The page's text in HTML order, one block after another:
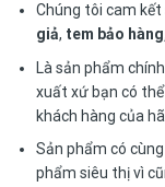
Chúng tôi cam
giả, tem bảo
Là sản phẩm
xuất xứ bạn có
khách hàng của
Sản phẩm có
phẩm siêu thị vì